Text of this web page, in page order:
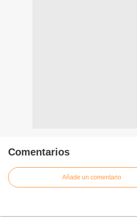
Comentarios
Añade un comentario